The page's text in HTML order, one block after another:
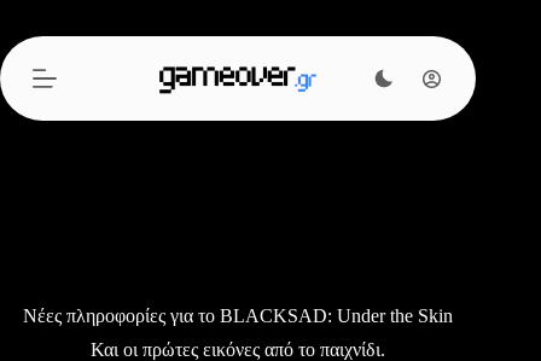
περιεχόμενο
Νέες πληροφορίες για το BLACKSAD: Under the Skin
Και οι πρώτες εικόνες από το παιχνίδι.